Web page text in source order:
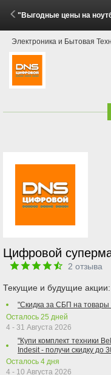
"Выгодные цены на ноутбуки
Электроника и Бытовая
Цифровой
2 отзыва
Текущие и будущие акции:
"Скидка за СБП на
Осталось 25 дней
4 - 31 Августа 2026
"Купи комплект техники
Indesit - получи скидку до
Осталось 4 дня
4 - 10 Августа 2026